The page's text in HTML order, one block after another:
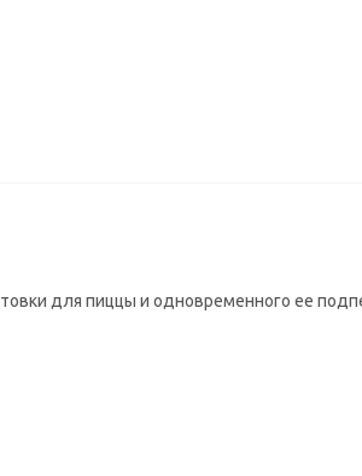
для пиццы и одновременного ее